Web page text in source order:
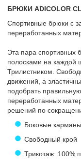
БРЮКИ ADICOLOR
Спортивные брюки с
переработанных
Эта пара спортивных
полосками на
Трилистником.
движений, а
подобрать
переработанных
решений по
Боковые карманы
Свободный крой
Трикотаж: 100%